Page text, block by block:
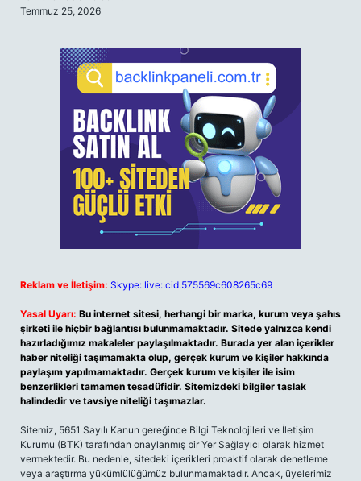
Temmuz 25, 2026
Reklam ve İletişim: Skype: live:.cid.575569c608265c69
Yasal Uyarı: Bu internet sitesi, herhangi bir marka, kurum veya şahıs
şirketi ile hiçbir bağlantısı bulunmamaktadır. Sitede yalnızca kendi
hazırladığımız makaleler paylaşılmaktadır. Burada yer alan içerikler
haber niteliği taşımamakta olup, gerçek kurum ve kişiler hakkında
paylaşım yapılmamaktadır. Gerçek kurum ve kişiler ile isim
benzerlikleri tamamen tesadüfidir. Sitemizdeki bilgiler taslak
halindedir ve tavsiye niteliği taşımazlar.
Sitemiz, 5651 Sayılı Kanun gereğince Bilgi Teknolojileri ve İletişim
Kurumu (BTK) tarafından onaylanmış bir Yer Sağlayıcı olarak hizmet
vermektedir. Bu nedenle, sitedeki içerikleri proaktif olarak denetleme
veya araştırma yükümlülüğümüz bulunmamaktadır. Ancak, üyelerimiz